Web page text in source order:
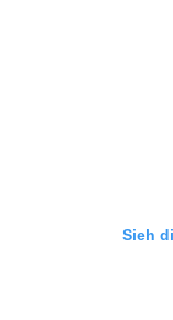
Sieh